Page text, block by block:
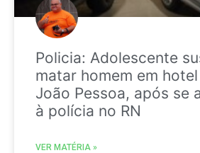
Policia: Adolescente
matar homem em
João Pessoa, após se
à polícia no RN
VER MATÉRIA »